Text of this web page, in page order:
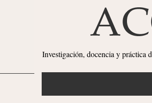
Investigación, docencia y